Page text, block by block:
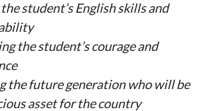
student’s English skills and
the student’s courage and
the future generation who will be
asset for the country